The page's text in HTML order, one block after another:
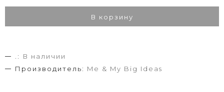
В корзину
.:
В наличии
Производитель: Me & My Big Ideas